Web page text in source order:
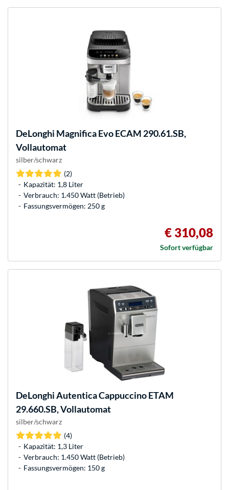
DeLonghi Magnifica Evo ECAM 290.61.SB,
Vollautomat
silber/schwarz
(2)
Kapazität: 1,8 Liter
Verbrauch: 1.450 Watt (Betrieb)
Fassungsvermögen: 250 g
€ 310,08
Sofort verfügbar
DeLonghiAutentica Cappuccino ETAM
29.660.SB, Vollautomat
silber/schwarz
(4)
Kapazität: 1,3 Liter
Verbrauch: 1.450 Watt (Betrieb)
Fassungsvermögen: 150 g